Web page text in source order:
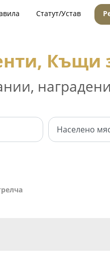
Статут/Устав
Къщи